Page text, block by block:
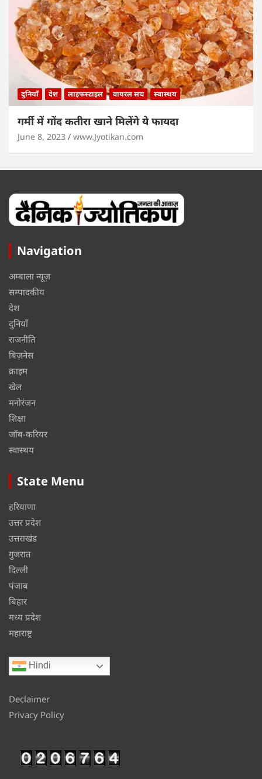
दुनियाँ देश लाइफस्टाइल वायरल सच स्वास्थय
गर्मी में गोंद कतीरा खाने मिलेंगे ये फायदा
June 8, 2023 www.Jyotikan.com
Navigation
अम्बाला न्यूज़
सम्पादकीय
देश
दुनियाँ
राजनीति
बिज़नेस
क्राइम
खेल
मनोरंजन
शिक्षा
जॉब-करियर
स्वास्थय
State Menu
हरियाणा
उत्तर प्रदेश
उत्तराखंड
गुजरात
दिल्ली
पंजाब
बिहार
मध्य प्रदेश
महाराष्ट्र
Hindi
Declaimer
Privacy Policy